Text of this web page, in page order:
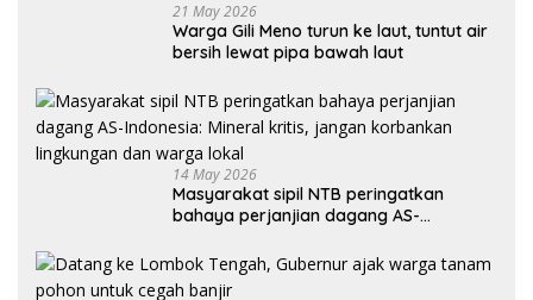
21 May 2026
Warga Gili Meno turun ke laut, tuntut air
bersih lewat pipa bawah laut
14 May 2026
Masyarakat sipil NTB peringatkan
bahaya perjanjian dagang AS-
korbankan lingkungan dan warga lokal